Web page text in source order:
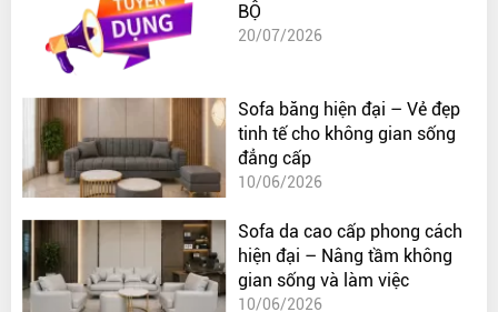
BỘ
20/07/2026
Sofa băng hiện đại – Vẻ đẹp
tinh tế cho không gian sống
đẳng cấp
10/06/2026
Sofa da cao cấp phong cách
hiện đại – Nâng tầm không
gian sống và làm việc
10/06/2026